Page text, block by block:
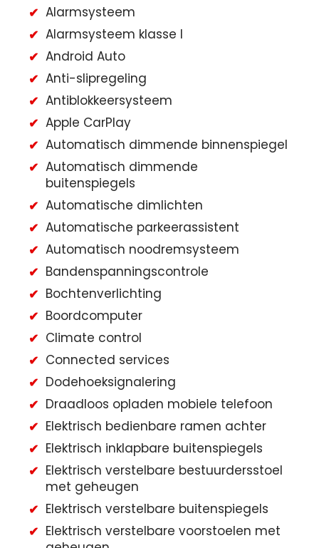
Alarmsysteem
Alarmsysteem klasse I
Android Auto
Anti-slipregeling
Antiblokkeersysteem
Apple CarPlay
Automatisch dimmende binnenspiegel
Automatisch dimmende
buitenspiegels
Automatische dimlichten
Automatische parkeerassistent
Automatisch noodremsysteem
Bandenspanningscontrole
Bochtenverlichting
Boordcomputer
Climate control
Connected services
Dodehoeksignalering
Draadloos opladen mobiele telefoon
Elektrisch bedienbare ramen achter
Elektrisch inklapbare buitenspiegels
Elektrisch verstelbare bestuurdersstoel
met geheugen
Elektrisch verstelbare buitenspiegels
Elektrisch verstelbare voorstoelen met